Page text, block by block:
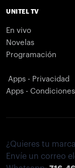
UNITEL TV
En vivo
Novelas
Programación
Apps - Privacidad
Apps - Condiciones
¿Quieres tu
Envíe un correo